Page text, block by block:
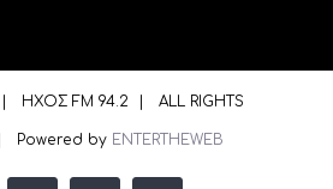
ΗΧΟΣ FM 94.2 | ALL RIGHTS
| Powered by ENTERTHEWEB